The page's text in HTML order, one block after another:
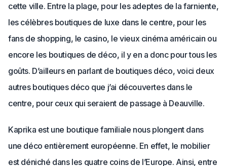
cette ville. Entre la plage, pour les adeptes de la farniente,
les célèbres boutiques de luxe dans le centre, pour les
fans de shopping, le casino, le vieux cinéma américain ou
encore les boutiques de déco, il y en a donc pour tous les
goûts. D’ailleurs en parlant de boutiques déco, voici deux
autres boutiques déco que j’ai découvertes dans le
centre, pour ceux qui seraient de passage à Deauville.
Kaprika est une boutique familiale nous plongent dans
une déco entièrement européenne. En effet, le mobilier
est déniché dans les quatre coins de l’Europe. Ainsi, entre